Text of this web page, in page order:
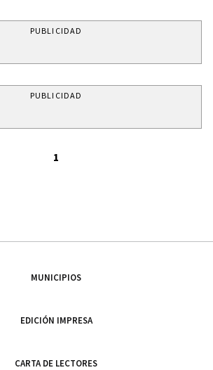
PUBLICIDAD
PUBLICIDAD
1
MUNICIPIOS
EDICIÓN IMPRESA
CARTA DE LECTORES